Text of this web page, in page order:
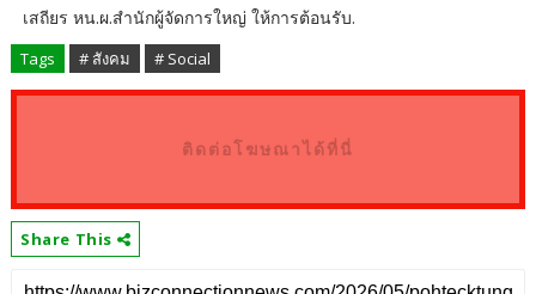
เสถียร หน.ผ.สำนักผู้จัดการใหญ่ ให้การต้อนรับ.
Tags # สังคม # Social
ติดต่อโฆษณาได้ที่นี่
Share This